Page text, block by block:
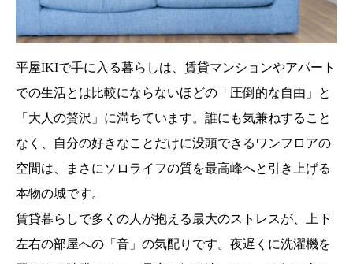
平屋IKIで手に入る暮らしは、賃貸マンションやアパート
での生活とは比較にならないほどの「圧倒的な自由」と
「大人の贅沢」に満ちています。誰にも気兼ねすること
なく、自分の好きなことだけに没頭できるワンフロアの
空間は、まさにソロライフの質を最高峰へと引き上げる
本物の城です。
賃貸暮らしで多くの人が抱える最大のストレスが、上下
左右の部屋への「音」の気配りです。夜遅くに洗濯機を